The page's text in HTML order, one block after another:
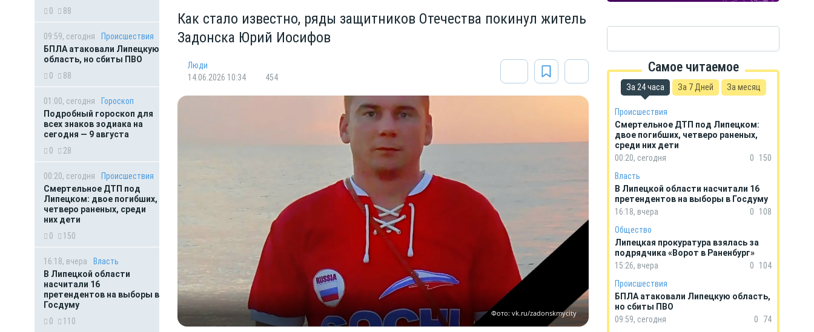
0
88
09:59, сегодня
Происшествия
БПЛА атаковали Липецкую
область, но сбиты ПВО
0
88
01:00, сегодня
Гороскоп
Подробный гороскоп для
всех знаков зодиака на
сегодня — 9 августа
0
28
00:20, сегодня
Происшествия
Смертельное ДТП под
Липецком: двое погибших,
четверо раненых, среди
них дети
0
150
16:18, вчера
Власть
В Липецкой области
насчитали 16
претендентов на выборы в
Госдуму
0
110
Как стало известно, ряды защитников Отечества покинул житель
Задонска Юрий Иосифов
Люди
14.06.2026 10:34
454
Фото: vk.ru/zadonskmycity
Самое читаемое
За 24 часа За 7 Дней За месяц
Происшествия
Смертельное ДТП под Липецком:
двое погибших, четверо раненых,
среди них дети
00:20, сегодня
0
150
Власть
В Липецкой области насчитали 16
претендентов на выборы в Госдуму
16:18, вчера
0
108
Общество
Липецкая прокуратура взялась за
подрядчика «Ворот в Раненбург»
15:26, вчера
0
104
Происшествия
БПЛА атаковали Липецкую область,
но сбиты ПВО
09:59, сегодня
0
74